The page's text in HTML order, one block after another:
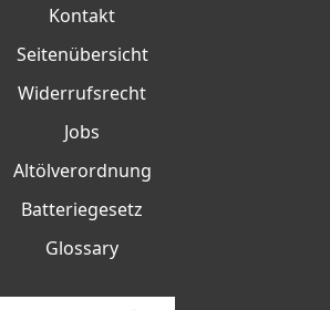
Kontakt
Seitenübersicht
Widerrufsrecht
Jobs
Altölverordnung
Batteriegesetz
Glossary